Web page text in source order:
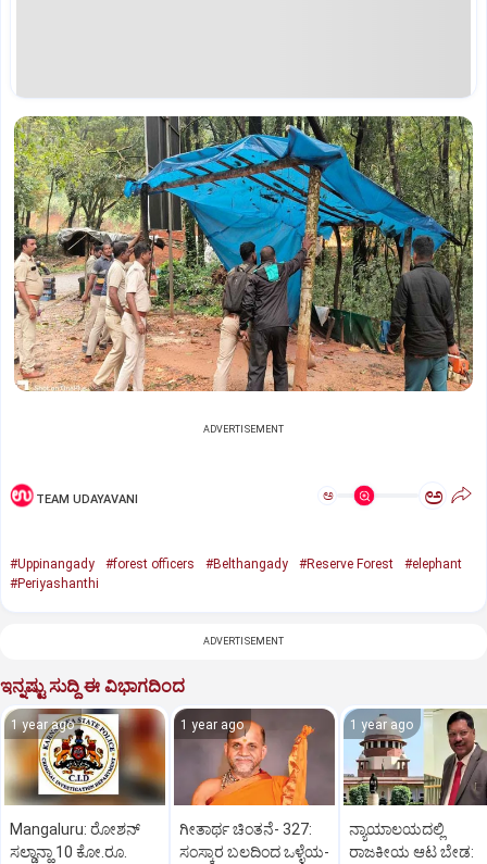
ADVERTISEMENT
TEAM UDAYAVANI ಅ ಅ
#Uppinangady #forest officers #Belthangady #Reserve Forest
#elephant
#Periyashanthi
ADVERTISEMENT
ಇನ್ನಷ್ಟು ಸುದ್ದಿ ಈ ವಿಭಾಗದಿಂದ
1 year ago
Mangaluru: ರೋಶನ್‌
ಸಲ್ಡಾನ್ಹಾ 10 ಕೋ.ರೂ.
1 year ago
ಗೀತಾರ್ಥ ಚಿಂತನೆ- 327:
ಸಂಸ್ಕಾರ ಬಲದಿಂದ ಒಳ್ಳೆಯ-
1 year ago
ನ್ಯಾಯಾಲಯದಲ್ಲಿ
ರಾಜಕೀಯ ಆಟ ಬೇಡ: